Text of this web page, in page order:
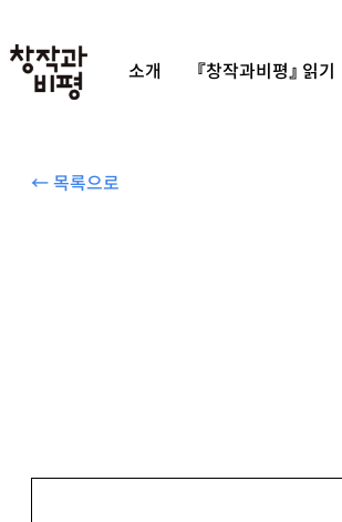
소개 『창작과비평』 읽기
← 목록으로